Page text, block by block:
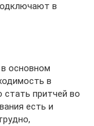
в
основном
в
стать притчей во
есть и